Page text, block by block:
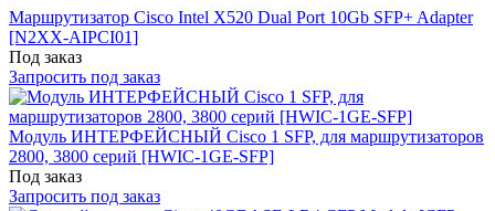
Маршрутизатор Cisco Intel X520 Dual Port 10Gb SFP+ Adapter
[N2XX-AIPCI01]
Под заказ
Запросить под заказ
Модуль ИНТЕРФЕЙСНЫЙ Cisco 1 SFP, для маршрутизаторов
2800, 3800 серий [HWIC-1GE-SFP]
Под заказ
Запросить под заказ